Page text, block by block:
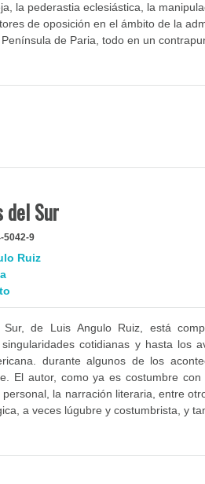
la pederastia eclesiástica, la
de oposición en el ámbito de la
de Paria, todo en un
del Sur
5042-9
Ruiz
Sur, de Luis Angulo Ruiz, está
cotidianas y hasta los
durante algunos de los
El autor, como ya es costumbre
la narración literaria, entre
a veces lúgubre y costumbrista, y